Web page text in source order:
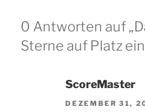
0 Antworten auf
Sterne auf Platz
ScoreMaster
DEZEMBER 31,